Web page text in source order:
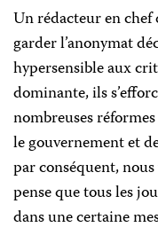
Un rédacteur en
garder l’anonymat
hypersensible aux
dominante, ils
nombreuses
le gouvernement et
par conséquent,
pense que tous les
dans une certaine